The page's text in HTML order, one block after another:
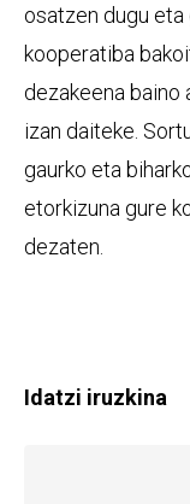
osatzen dugu
kooperatiba
dezakeena baino
izan daiteke.
gaurko eta
etorkizuna gure
dezaten.
Idatzi iruzkina